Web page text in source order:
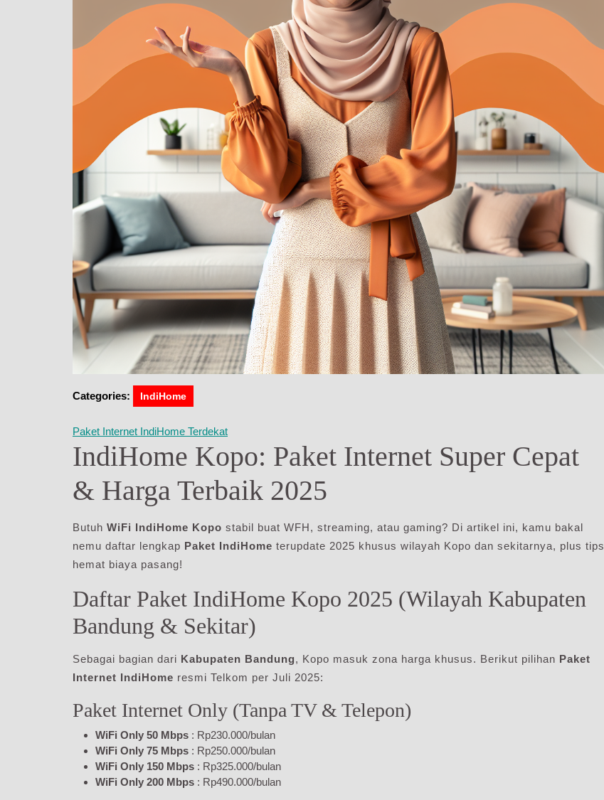
Categories: IndiHome
Paket Internet IndiHome Terdekat
IndiHome Kopo: Paket Internet Super Cepat
& Harga Terbaik 2025
Butuh WiFi IndiHome Kopo stabil buat WFH, streaming, atau gaming? Di artikel ini, kamu bakal
nemu daftar lengkap Paket IndiHome terupdate 2025 khusus wilayah Kopo dan sekitarnya, plus tips
hemat biaya pasang!
Daftar Paket IndiHome Kopo 2025 (Wilayah Kabupaten
Bandung & Sekitar)
Sebagai bagian dari Kabupaten Bandung, Kopo masuk zona harga khusus. Berikut pilihan Paket
Internet IndiHome resmi Telkom per Juli 2025:
Paket Internet Only (Tanpa TV & Telepon)
WiFi Only 50 Mbps : Rp230.000/bulan
WiFi Only 75 Mbps : Rp250.000/bulan
WiFi Only 150 Mbps : Rp325.000/bulan
WiFi Only 200 Mbps : Rp490.000/bulan